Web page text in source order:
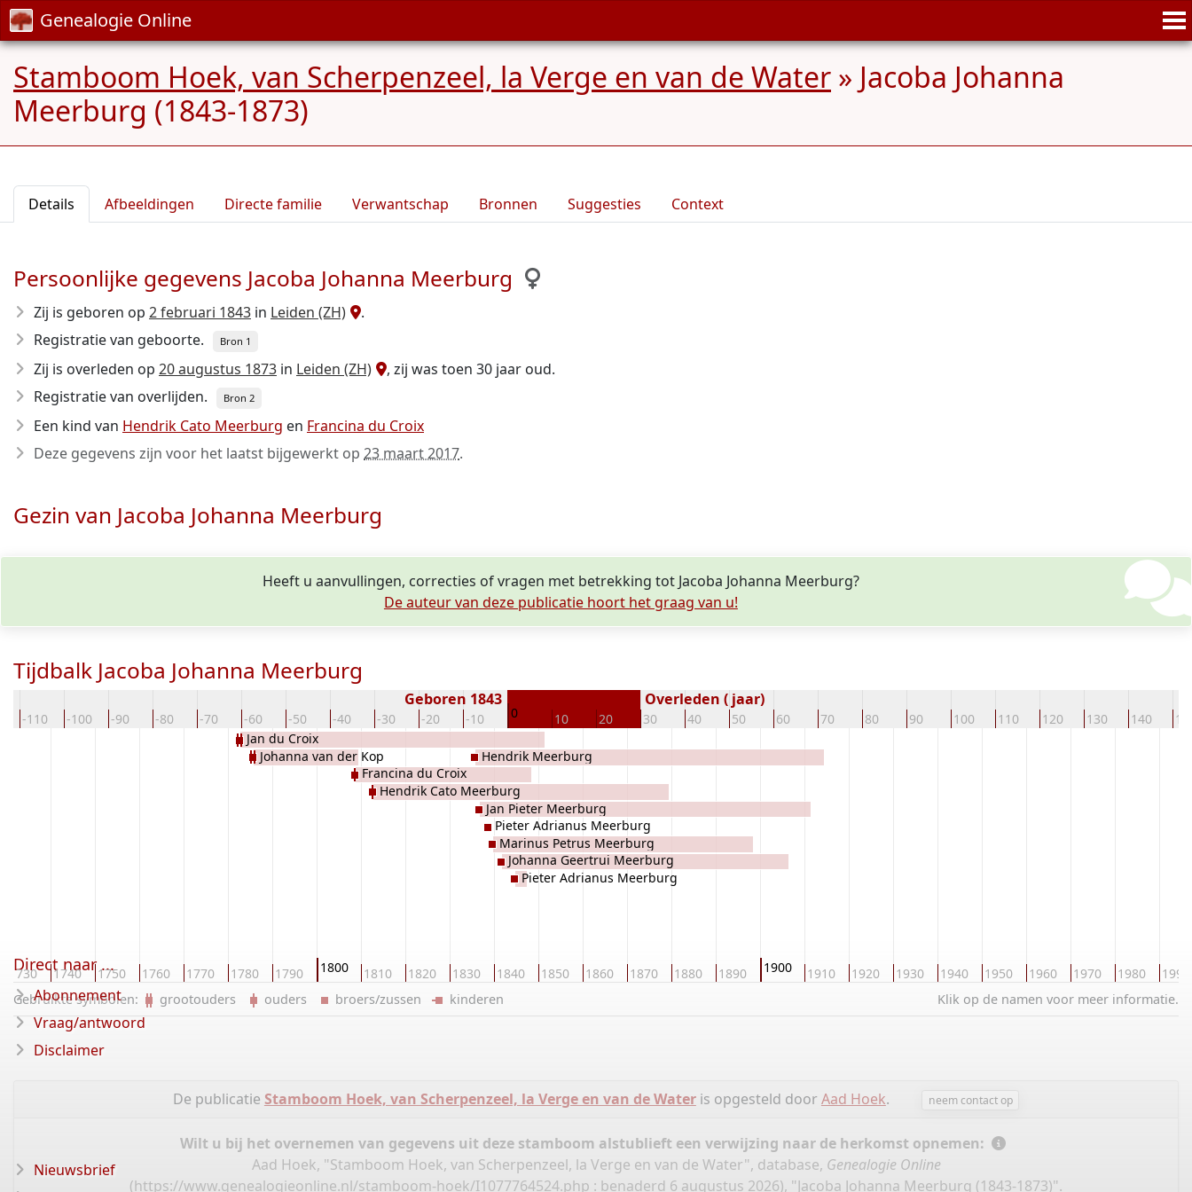
Genealogie Online
Stamboom Hoek, van Scherpenzeel, la Verge en van de Water » Jacoba Johanna
Meerburg (1843-1873)
Details Afbeeldingen Directe familie Verwantschap Bronnen Suggesties Context
Persoonlijke gegevens Jacoba Johanna Meerburg
Zij is geboren op 2 februari 1843 in Leiden (ZH)
.
Registratie van geboorte.
Bron 1
Zij is overleden op 20 augustus 1873 in Leiden (ZH)
, zij was toen 30 jaar oud.
Registratie van overlijden.
Bron 2
Een kind van Hendrik Cato Meerburg en Francina du Croix
Deze gegevens zijn voor het laatst bijgewerkt op 23 maart 2017.
Gezin van Jacoba Johanna Meerburg
Heeft u aanvullingen, correcties of vragen met betrekking tot Jacoba Johanna Meerburg?
De auteur van deze publicatie hoort het graag van u!
Tijdbalk Jacoba Johanna Meerburg
-110 -100 -90 -80 -70 -60 -50 -40 -30 -20 -10 0 10 20 30 40 50 60 70 80 90 100 110 120 130 140
Geboren 1843 Overleden ( jaar)
1730 1740 1750 1760 1770 1780 1790 1800 1810 1820 1830 1840 1850 1860 1870 1880 1890 1900 1910 1920 1930 1940 1950 1960 1970 1980 1990
Jan du Croix
Johanna van der Kop
Francina du Croix
Hendrik Cato Meerburg
Hendrik Meerburg
Jan Pieter Meerburg
Pieter Adrianus Meerburg
Marinus Petrus Meerburg
Johanna Geertrui Meerburg
Pieter Adrianus Meerburg
Klik op de namen voor meer informatie.
Gebruikte symbolen: grootouders ouders broers/zussen kinderen
De publicatie Stamboom Hoek, van Scherpenzeel, la Verge en van de Wateris opgesteld door Aad Hoek. neem contact op
Wilt u bij het overnemen van gegevens uit deze stamboom alstublieft een verwijzing naar de herkomst opnemen:
Aad Hoek, "Stamboom Hoek, van Scherpenzeel, la Verge en van de Water", database, Genealogie Online
(https://www.genealogieonline.nl/stamboom-hoek/I1077764524.php : benaderd 6 augustus 2026), "Jacoba Johanna Meerburg (1843-1873)".
Direct naar ...
Abonnement
Vraag/antwoord
Disclaimer
Nieuwsbrief